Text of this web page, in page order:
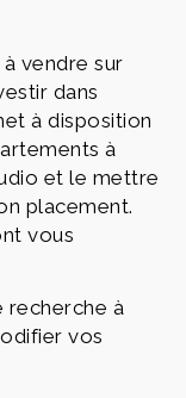
vendre sur
dans
à disposition
à
et le mettre
placement.
vous
recherche à
vos